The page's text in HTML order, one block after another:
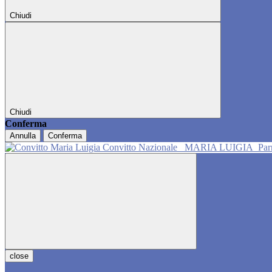
Chiudi
Chiudi
Conferma
Annulla Conferma
Convitto Nazionale MARIA LUIGIA
close